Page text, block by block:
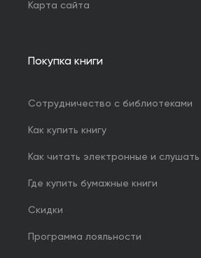
Карта сайта
Покупка книги
Сотрудничество с библиотеками
Как купить книгу
Как читать электронные и слушать
Где купить бумажные книги
Скидки
Программа лояльности